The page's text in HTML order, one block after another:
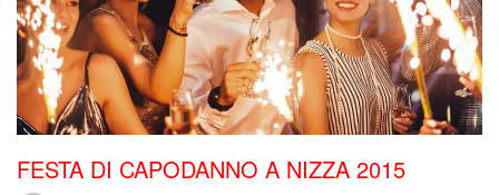
FESTA DI CAPODANNO A NIZZA 2015